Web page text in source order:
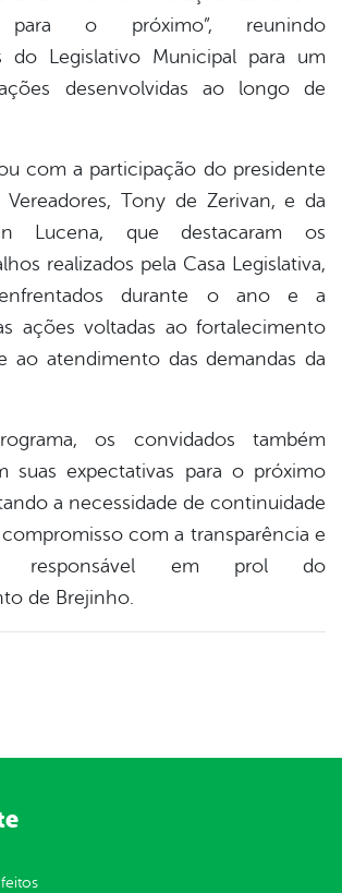
para o próximo”, reunindo
do Legislativo Municipal para um
desenvolvidas ao longo de
com a participação do presidente
Tony de Zerivan, e da
Lucena, que destacaram os
realizados pela Casa Legislativa,
durante o ano e a
ações voltadas ao fortalecimento
ao atendimento das demandas da
os convidados também
suas expectativas para o próximo
a necessidade de continuidade
com a transparência e
responsável em prol do
de Brejinho.